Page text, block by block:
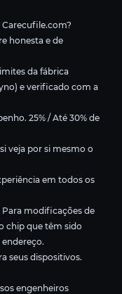
honesta e de
da fábrica
e verificado com a
25% / Até 30% de
veja por si mesmo o
em todos os
Para modificações de
chip que têm sido
seus dispositivos.
engenheiros